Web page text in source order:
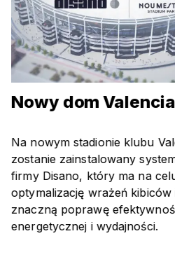
Nowy dom
Na nowym stadionie klubu
zostanie zainstalowany
firmy Disano, który ma na
optymalizację wrażeń
znaczną poprawę
energetycznej i wydajności.